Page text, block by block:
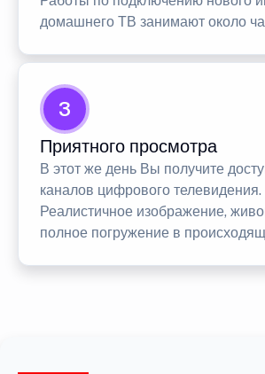
домашнего ТВ занимают около
3
Приятного просмотра
В этот же день Вы получите
каналов цифрового телевидения.
Реалистичное изображение,
полное погружение в